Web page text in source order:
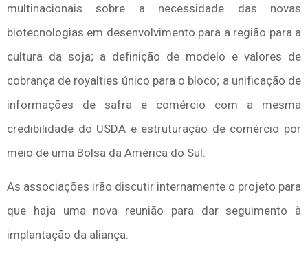
multinacionais sobre a necessidade das novas
biotecnologias em desenvolvimento para a região para a
cultura da soja; a definição de modelo e valores de
cobrança de royalties único para o bloco; a unificação de
informações de safra e comércio com a mesma
credibilidade do USDA e estruturação de comércio por
meio de uma Bolsa da América do Sul.
As associações irão discutir internamente o projeto para
que haja uma nova reunião para dar seguimento à
implantação da aliança.